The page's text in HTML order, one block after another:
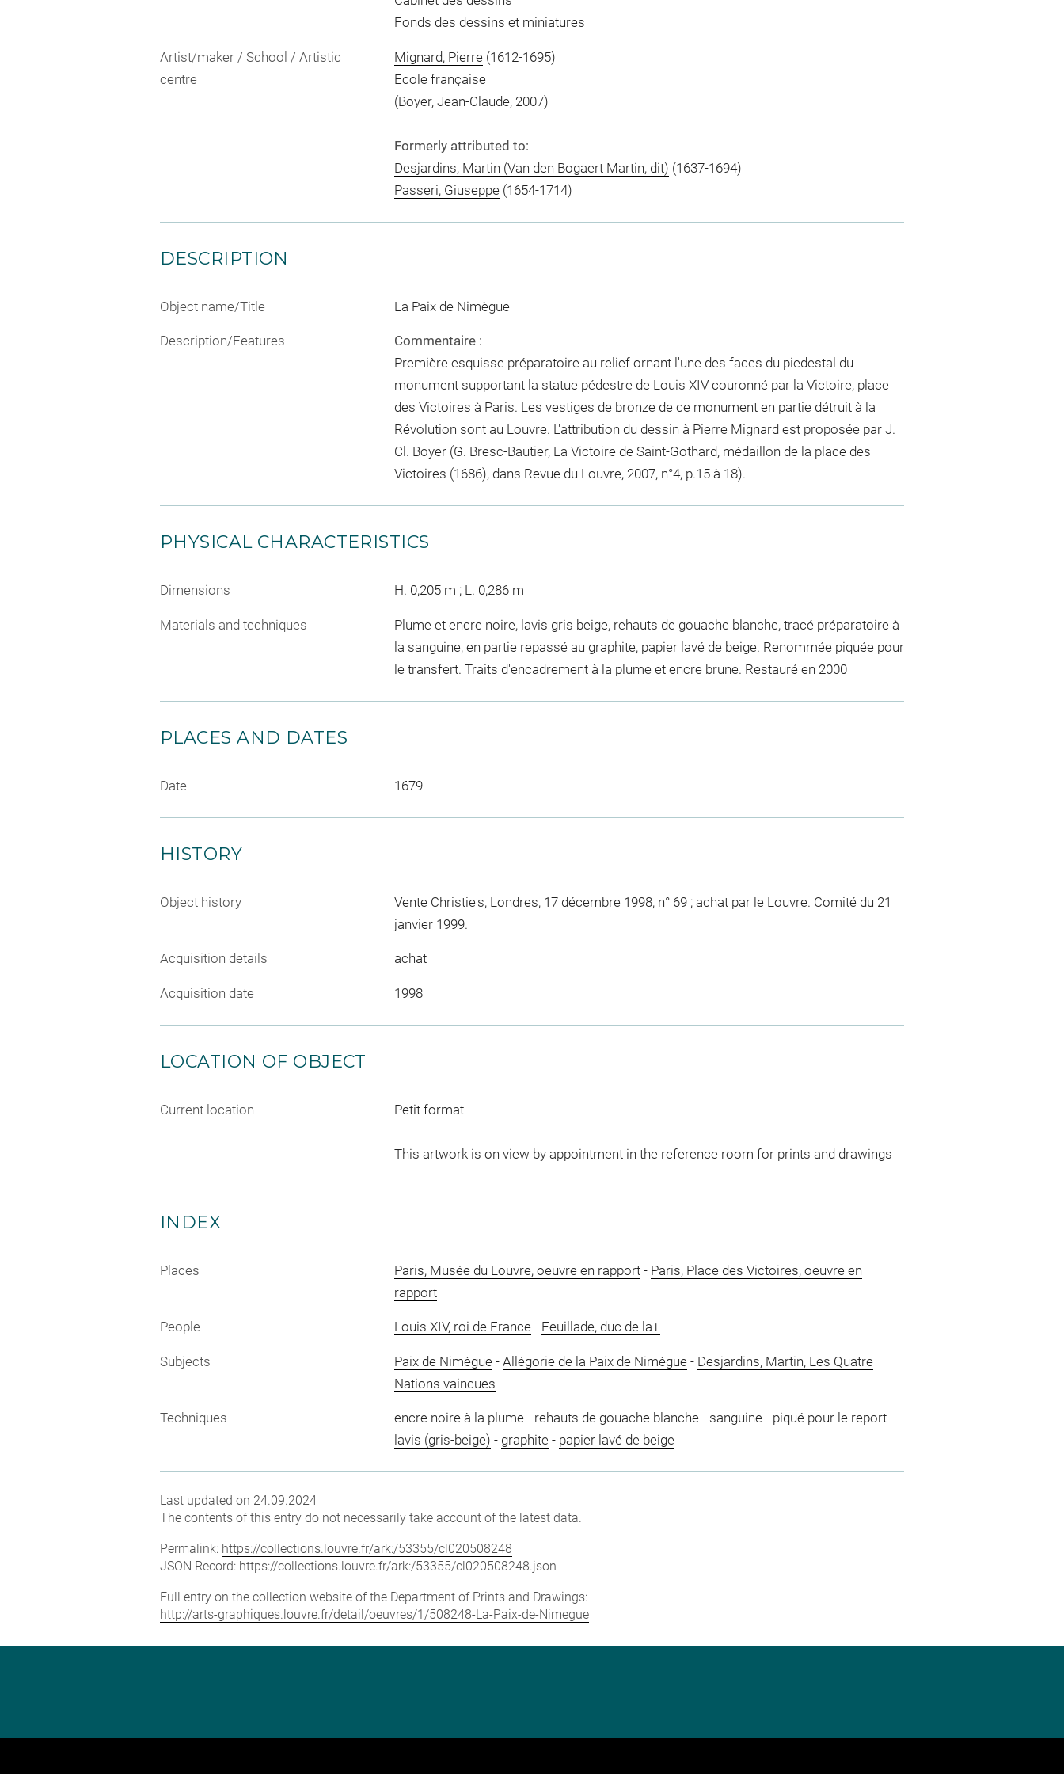
Fonds des dessins et miniatures
Artist/maker / School / Artistic
centre
Mignard, Pierre(1612-1695)
Ecole française
(Boyer, Jean-Claude, 2007)
Formerly attributed to:
Desjardins, Martin (Van den Bogaert Martin, dit) (1637-1694)
Passeri, Giuseppe(1654-1714)
DESCRIPTION
Object name/Title La Paix de Nimègue
Description/Features
Commentaire :
Première esquisse préparatoire au relief ornant l'une des faces du piedestal du
monument supportant la statue pédestre de Louis XIV couronné par la Victoire, place
des Victoires à Paris. Les vestiges de bronze de ce monument en partie détruit à la
Révolution sont au Louvre. L'attribution du dessin à Pierre Mignard est proposée par J.
Cl. Boyer (G. Bresc-Bautier, La Victoire de Saint-Gothard, médaillon de la place des
Victoires (1686), dans Revue du Louvre, 2007, n°4, p.15 à 18).
PHYSICAL CHARACTERISTICS
Dimensions H. 0,205 m ; L. 0,286 m
Materials and techniques
Plume et encre noire, lavis gris beige, rehauts de gouache blanche, tracé préparatoire à
la sanguine, en partie repassé au graphite, papier lavé de beige. Renommée piquée pour
le transfert. Traits d'encadrement à la plume et encre brune. Restauré en 2000
PLACES AND DATES
Date 1679
HISTORY
Object history
Vente Christie's, Londres, 17 décembre 1998, n° 69 ; achat par le Louvre. Comité du 21
janvier 1999.
Acquisition details achat
Acquisition date 1998
LOCATION OF OBJECT
Current location Petit format
This artwork is on view by appointment in the reference room for prints and drawings
INDEX
Places Paris, Musée du Louvre, oeuvre en rapport- Paris, Place des Victoires, oeuvre en
rapport
People Louis XIV, roi de France- Feuillade, duc de la+
Subjects Paix de Nimègue- Allégorie de la Paix de Nimègue- Desjardins, Martin, Les Quatre
Nations vaincues
Techniques encre noire à la plume- rehauts de gouache blanche- sanguine- piqué pour le report-
lavis (gris-beige) - graphite- papier lavé de beige
Last updated on 24.09.2024
The contents of this entry do not necessarily take account of the latest data.
Permalink: https://collections.louvre.fr/ark:/53355/cl020508248
JSON Record: https://collections.louvre.fr/ark:/53355/cl020508248.json
Full entry on the collection website of the Department of Prints and Drawings:
http://arts-graphiques.louvre.fr/detail/oeuvres/1/508248-La-Paix-de-Nimegue